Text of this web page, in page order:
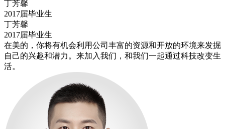
丁芳馨
2017届毕业生
丁芳馨
2017届毕业生
在美的，你将有机会利用公司丰富的资源和开放的环境来发掘
自己的兴趣和潜力。来加入我们，和我们一起通过科技改变生
活。